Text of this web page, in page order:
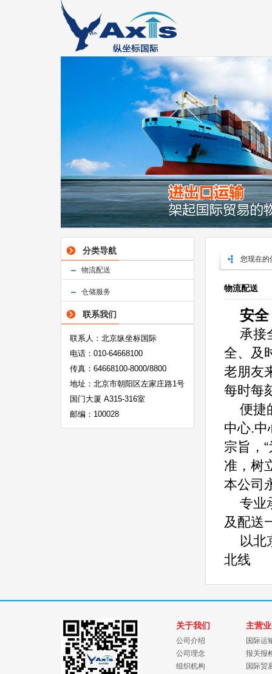
分类导航
物流配送
仓储服务
联系我们
联系人：北京纵坐标国际
电话：010-64668100
传真：64668100-8000/8800
地址：北京市朝阳区左家庄路1号
国门大厦 A315-316室
邮编：100028
您现在
物流配送
安
承接
全、及
老朋友
每时每
便捷
中心.中
宗旨，
准，树
本公司
专业
及配送
以北
北线
关于我们
公司介绍
公司理念
组织机构
主营
国际运
报关报
国际贸